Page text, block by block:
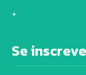
+
Se